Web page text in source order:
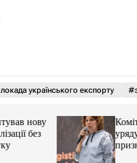
українського експорту
нову
без